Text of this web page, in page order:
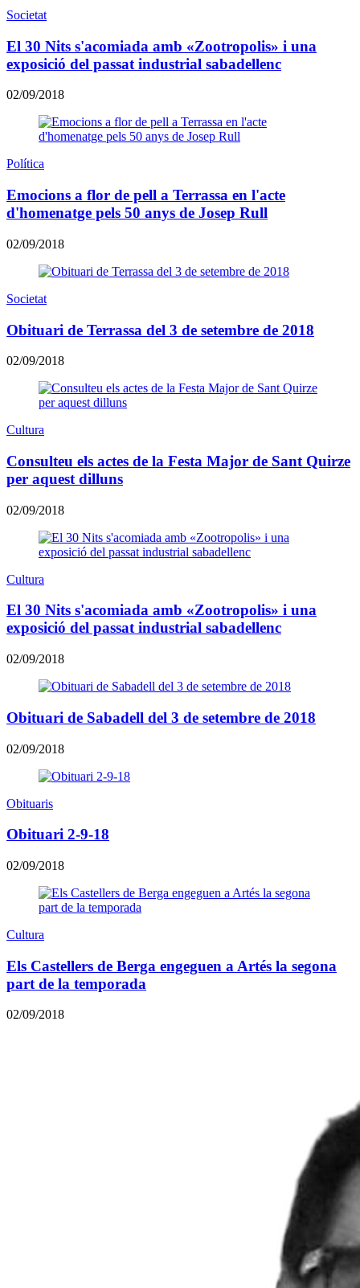
Societat
El 30 Nits s'acomiada amb «Zootropolis» i una
exposició del passat industrial sabadellenc
02/09/2018
Política
Emocions a flor de pell a Terrassa en l'acte
d'homenatge pels 50 anys de Josep Rull
02/09/2018
Societat
Obituari de Terrassa del 3 de setembre de 2018
02/09/2018
Cultura
Consulteu els actes de la Festa Major de Sant Quirze
per aquest dilluns
02/09/2018
Cultura
El 30 Nits s'acomiada amb «Zootropolis» i una
exposició del passat industrial sabadellenc
02/09/2018
Obituari de Sabadell del 3 de setembre de 2018
02/09/2018
Obituaris
Obituari 2-9-18
02/09/2018
Cultura
Els Castellers de Berga engeguen a Artés la segona
part de la temporada
02/09/2018